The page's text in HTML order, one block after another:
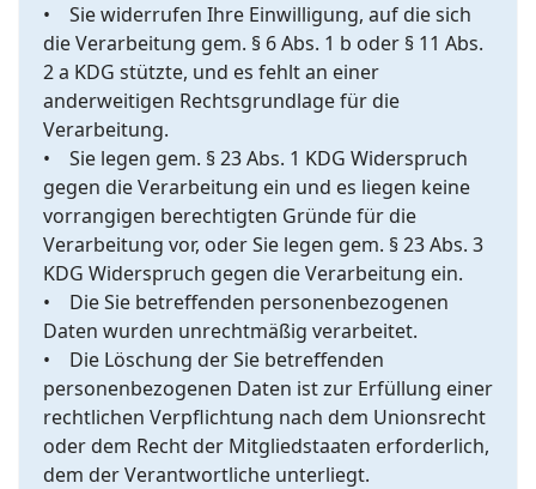
• Sie widerrufen Ihre Einwilligung, auf die sich
die Verarbeitung gem. § 6 Abs. 1 b oder § 11 Abs.
2 a KDG stützte, und es fehlt an einer
anderweitigen Rechtsgrundlage für die
Verarbeitung.
• Sie legen gem. § 23 Abs. 1 KDG Widerspruch
gegen die Verarbeitung ein und es liegen keine
vorrangigen berechtigten Gründe für die
Verarbeitung vor, oder Sie legen gem. § 23 Abs. 3
KDG Widerspruch gegen die Verarbeitung ein.
• Die Sie betreffenden personenbezogenen
Daten wurden unrechtmäßig verarbeitet.
• Die Löschung der Sie betreffenden
personenbezogenen Daten ist zur Erfüllung einer
rechtlichen Verpflichtung nach dem Unionsrecht
oder dem Recht der Mitgliedstaaten erforderlich,
dem der Verantwortliche unterliegt.